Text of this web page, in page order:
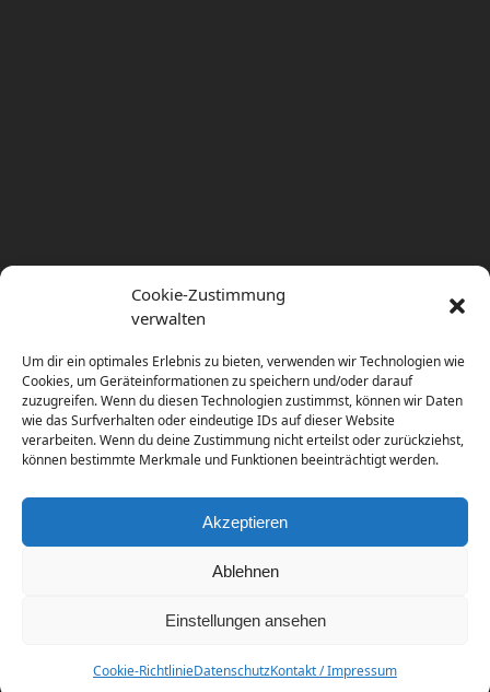
Cookie-Zustimmung
verwalten
Um dir ein optimales Erlebnis zu bieten, verwenden wir Technologien wie
Cookies, um Geräteinformationen zu speichern und/oder darauf
zuzugreifen. Wenn du diesen Technologien zustimmst, können wir Daten
wie das Surfverhalten oder eindeutige IDs auf dieser Website
verarbeiten. Wenn du deine Zustimmung nicht erteilst oder zurückziehst,
können bestimmte Merkmale und Funktionen beeinträchtigt werden.
Akzeptieren
Ablehnen
Einstellungen ansehen
Cookie-RichtlinieDatenschutzKontakt / Impressum
Reserved